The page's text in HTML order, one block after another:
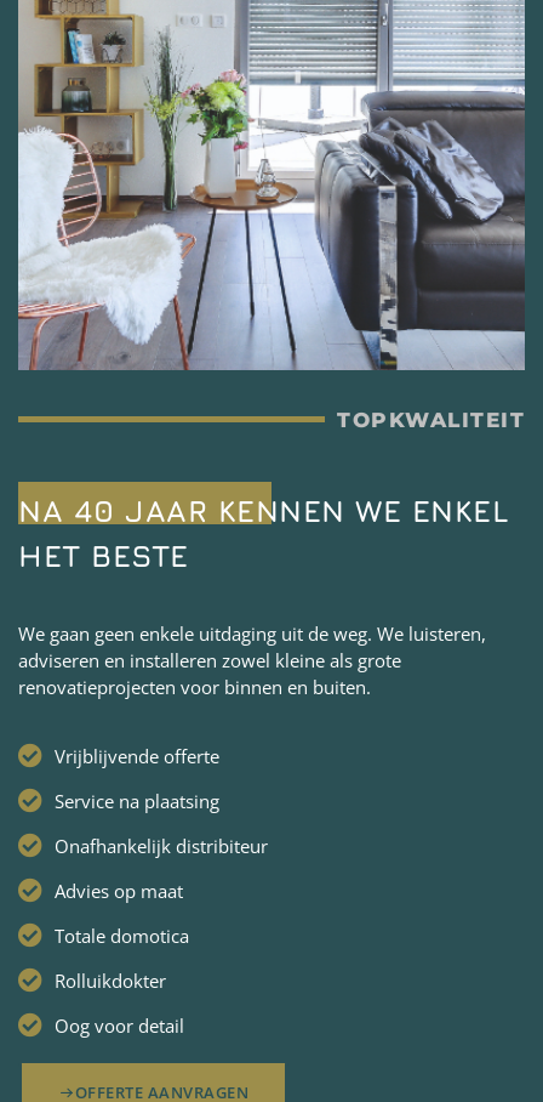
TOPKWALITEIT
NA 40 JAAR KENNEN WE ENKEL
HET BESTE
We gaan geen enkele uitdaging uit de weg. We luisteren,
adviseren en installeren zowel kleine als grote
renovatieprojecten voor binnen en buiten.
Vrijblijvende offerte
Service na plaatsing
Onafhankelijk distribiteur
Advies op maat
Totale domotica
Rolluikdokter
Oog voor detail
OFFERTE AANVRAGEN